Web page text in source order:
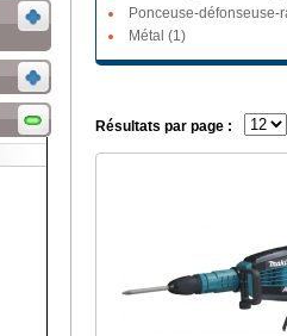
Ponceuse-défonseuse-
Métal (1)
Résultats par page :